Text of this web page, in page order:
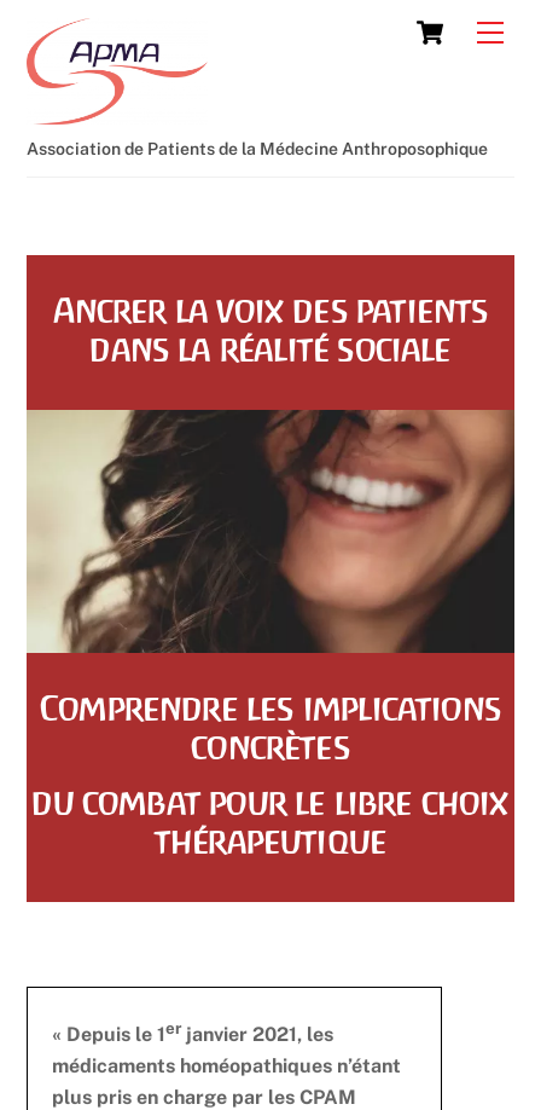
content
Cart
Association de Patients de la Médecine Anthroposophique
Ancrer la voix des patients
dans la réalité sociale
Comprendre les implications
concrètes
du combat pour le libre choix
thérapeutique
« Depuis le 1erjanvier 2021, les
médicaments homéopathiques n’étant
plus pris en charge par les CPAM